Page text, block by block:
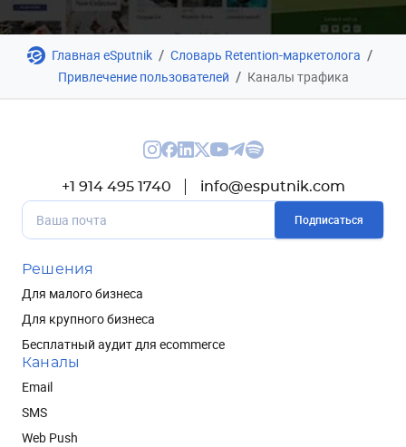
Главная eSputnik / Словарь Retention-маркетолога /
Привлечение пользователей / Каналы трафика
+1 914 495 1740 info@esputnik.com
Подписаться
Решения
Для малого бизнеса
Для крупного бизнеса
Бесплатный аудит для ecommerce
Каналы
Email
SMS
Web Push